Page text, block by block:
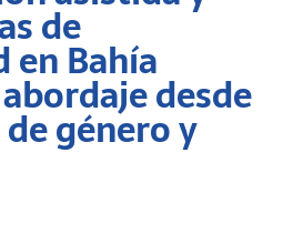
de
Bahía
desde
género y